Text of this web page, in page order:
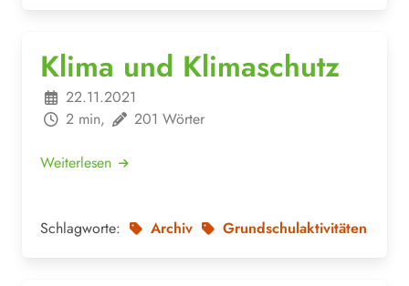
Klima und Klimaschutz
22.11.2021
2 min,
201 Wörter
Weiterlesen
Schlagworte: Archiv Grundschulaktivitäten